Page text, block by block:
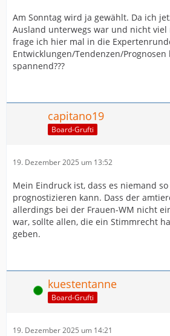
Am Sonntag wird ja gewählt. Da ich
Ausland unterwegs war und nicht viel
frage ich hier mal in die
Entwicklungen/Tendenzen/Prognosen
spannend???
capitano19
Board-Grufti
19. Dezember 2025 um 13:52
Mein Eindruck ist, dass es niemand
prognostizieren kann. Dass der
allerdings bei der Frauen-WM nicht
war, sollte allen, die ein Stimmrecht
geben.
Online kuestentanne
Board-Grufti
19. Dezember 2025 um 14:21